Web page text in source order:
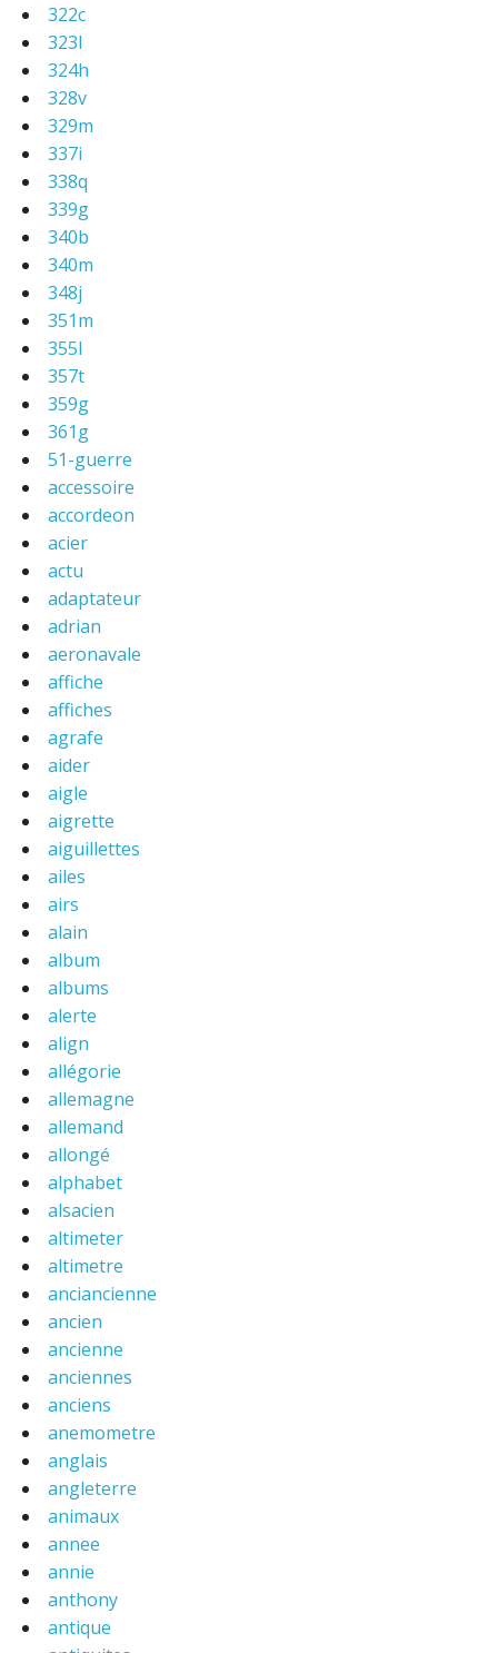
322c
323l
324h
328v
329m
337i
338q
339g
340b
340m
348j
351m
355l
357t
359g
361g
51-guerre
accessoire
accordeon
acier
actu
adaptateur
adrian
aeronavale
affiche
affiches
agrafe
aider
aigle
aigrette
aiguillettes
ailes
airs
alain
album
albums
alerte
align
allégorie
allemagne
allemand
allongé
alphabet
alsacien
altimeter
altimetre
anciancienne
ancien
ancienne
anciennes
anciens
anemometre
anglais
angleterre
animaux
annee
annie
anthony
antique